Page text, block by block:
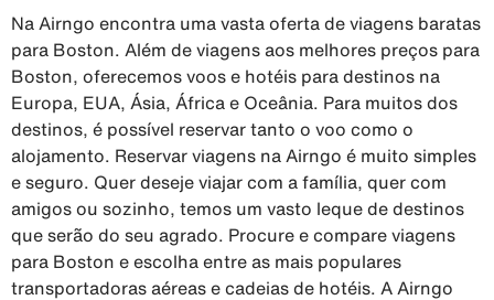
Na Airngo encontra uma vasta oferta de viagens baratas
para Boston. Além de viagens aos melhores preços para
Boston, oferecemos voos e hotéis para destinos na
Europa, EUA, Ásia, África e Oceânia. Para muitos dos
destinos, é possível reservar tanto o voo como o
alojamento. Reservar viagens na Airngo é muito simples
e seguro. Quer deseje viajar com a família, quer com
amigos ou sozinho, temos um vasto leque de destinos
que serão do seu agrado. Procure e compare viagens
para Boston e escolha entre as mais populares
transportadoras aéreas e cadeias de hotéis. A Airngo